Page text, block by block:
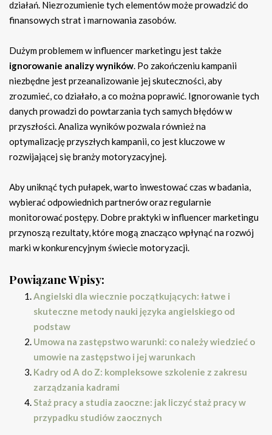
działań. Niezrozumienie tych elementów może prowadzić do
finansowych strat i marnowania zasobów.
Dużym problemem w influencer marketingu jest także
ignorowanie analizy wyników. Po zakończeniu kampanii
niezbędne jest przeanalizowanie jej skuteczności, aby
zrozumieć, co działało, a co można poprawić. Ignorowanie tych
danych prowadzi do powtarzania tych samych błędów w
przyszłości. Analiza wyników pozwala również na
optymalizację przyszłych kampanii, co jest kluczowe w
rozwijającej się branży motoryzacyjnej.
Aby uniknąć tych pułapek, warto inwestować czas w badania,
wybierać odpowiednich partnerów oraz regularnie
monitorować postępy. Dobre praktyki w influencer marketingu
przynoszą rezultaty, które mogą znacząco wpłynąć na rozwój
marki w konkurencyjnym świecie motoryzacji.
Powiązane Wpisy:
Angielski dla wiecznie początkujących: łatwe i
skuteczne metody nauki języka angielskiego od
podstaw
Umowa na zastępstwo warunki: co należy wiedzieć o
umowie na zastępstwo i jej warunkach
Kadry od A do Z: kompleksowe szkolenie z zakresu
zarządzania kadrami
Staż pracy a studia zaoczne: jak liczyć staż pracy w
przypadku studiów zaocznych